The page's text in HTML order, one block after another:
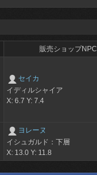
販売ショップNPC
セイカ
イディルシャイア
X: 6.7 Y: 7.4
ヨレーヌ
イシュガルド：下層
X: 13.0 Y: 11.8